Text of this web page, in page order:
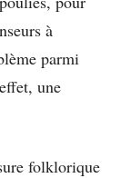
à
parmi
une
folklorique